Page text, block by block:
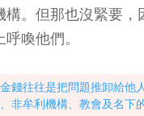
。但那也沒緊要
喚他們。
金錢往往是把問題推卸給他
非牟利機構、教會及名下